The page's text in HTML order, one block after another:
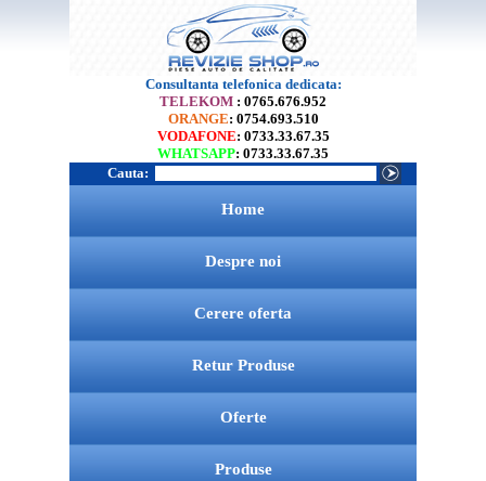
Consultanta telefonica dedicata:
TELEKOM : 0765.676.952
ORANGE: 0754.693.510
VODAFONE: 0733.33.67.35
WHATSAPP: 0733.33.67.35
Cauta:
Home
Despre noi
Cerere oferta
Retur Produse
Oferte
Produse